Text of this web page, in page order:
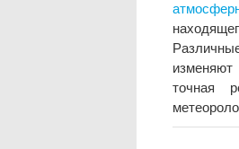
точная